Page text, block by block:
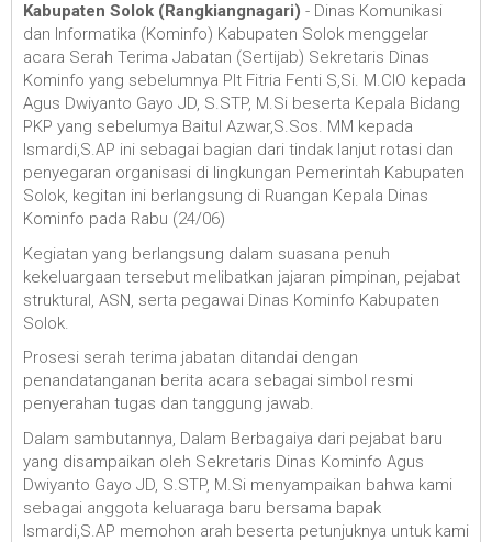
Kabupaten Solok (Rangkiangnagari) - Dinas Komunikasi
dan Informatika (Kominfo) Kabupaten Solok menggelar
acara Serah Terima Jabatan (Sertijab) Sekretaris Dinas
Kominfo yang sebelumnya Plt Fitria Fenti S,Si. M.CIO kepada
Agus Dwiyanto Gayo JD, S.STP, M.Si beserta Kepala Bidang
PKP yang sebelumya Baitul Azwar,S.Sos. MM kepada
Ismardi,S.AP ini sebagai bagian dari tindak lanjut rotasi dan
penyegaran organisasi di lingkungan Pemerintah Kabupaten
Solok, kegitan ini berlangsung di Ruangan Kepala Dinas
Kominfo pada Rabu (24/06)
Kegiatan yang berlangsung dalam suasana penuh
kekeluargaan tersebut melibatkan jajaran pimpinan, pejabat
struktural, ASN, serta pegawai Dinas Kominfo Kabupaten
Solok.
Prosesi serah terima jabatan ditandai dengan
penandatanganan berita acara sebagai simbol resmi
penyerahan tugas dan tanggung jawab.
Dalam sambutannya, Dalam Berbagaiya dari pejabat baru
yang disampaikan oleh Sekretaris Dinas Kominfo Agus
Dwiyanto Gayo JD, S.STP, M.Si menyampaikan bahwa kami
sebagai anggota keluaraga baru bersama bapak
Ismardi,S.AP memohon arah beserta petunjuknya untuk kami